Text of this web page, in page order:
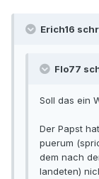
Erich16
Flo77
Soll das ein
Der Papst
puerum
dem nach
landeten)